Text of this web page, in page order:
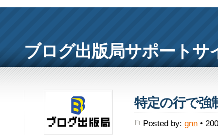
ブログ出版局サポートサ
特定の行で強
Posted by: gnn•